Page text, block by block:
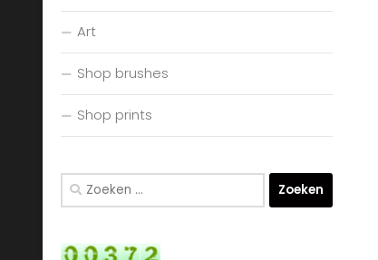
Art
Shop brushes
Shop prints
Zoeken
naar: